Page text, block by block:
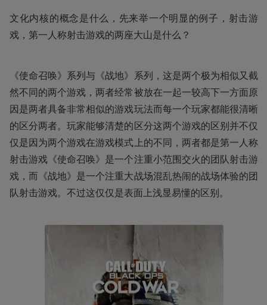
文化内核的概念是什么，先来举一个明显的例子，射击游
戏，第一人称射击游戏的两座大山是什么？
《使命召唤》系列与《战地》系列，这是两个极为相似又截
然不同的两个游戏，两者经常被放在一起一较高下一方面原
因是两者具备非常相似的游戏玩法而每一个玩家都能很清晰
的区分两者。玩家能够清楚的区分这两个游戏的区别并不仅
仅是因为两个游戏在游戏模式上的不同，两者都是第一人称
射击游戏《使命召唤》是一个注重小范围交火的团队射击游
戏，而《战地》是一个注重大战场混乱热闹的战场体验的团
队射击游戏。不过这仅仅是表面上浅显易懂的区别。